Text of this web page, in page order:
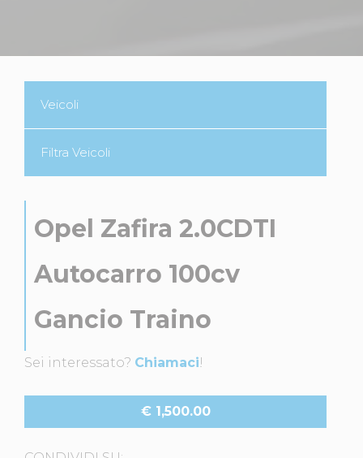
Veicoli
Filtra Veicoli
Opel Zafira 2.0CDTI
Autocarro 100cv
Gancio Traino
Sei interessato? Chiamaci!
€ 1,500.00